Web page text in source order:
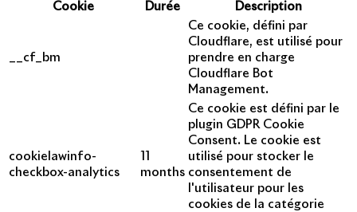
Cookie
Durée Description
__cf_bm
Ce cookie, défini par
Cloudflare, est utilisé pour
prendre en charge
Cloudflare Bot
Management.
cookielawinfo-
checkbox-analytics
months
Ce cookie est défini par le
plugin GDPR Cookie
Consent. Le cookie est
utilisé pour stocker le
consentement de
l'utilisateur pour les
cookies de la catégorie